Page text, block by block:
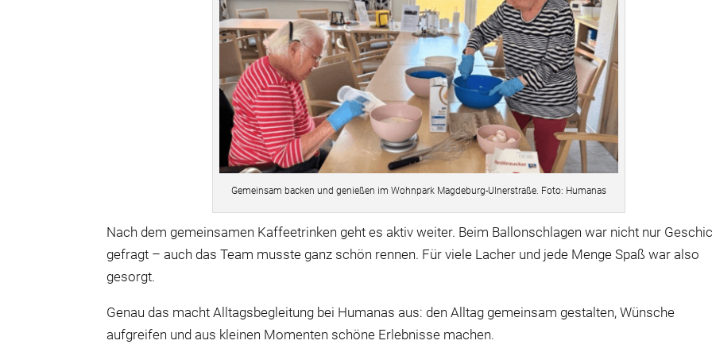
Gemeinsam backen und genießen im Wohnpark Magdeburg-Ulnerstraße. Foto: Humanas
Nach dem gemeinsamen Kaffeetrinken geht es aktiv weiter. Beim Ballonschlagen war nicht nur
gefragt – auch das Team musste ganz schön rennen. Für viele Lacher und jede Menge Spaß war also
gesorgt.
Genau das macht Alltagsbegleitung bei Humanas aus: den Alltag gemeinsam gestalten, Wünsche
aufgreifen und aus kleinen Momenten schöne Erlebnisse machen.